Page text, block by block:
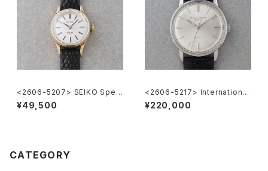
<2606-5207> SEIKO Speci
al
¥49,500
<2606-5217> International
National Co. "TURLER"
¥220,000
CATEGORY